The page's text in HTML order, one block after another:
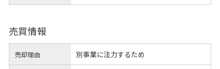
売買情報
売却理由 別事業に注力するため